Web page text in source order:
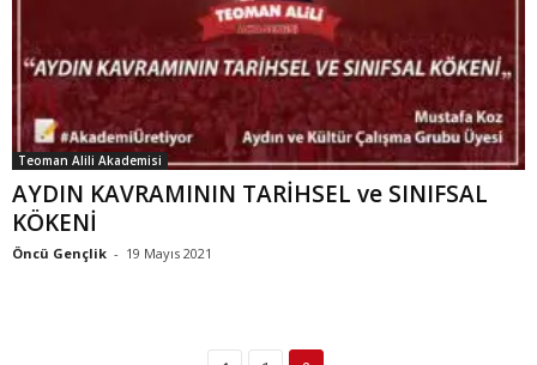
Teoman Alili Akademisi
AYDIN KAVRAMININ TARİHSEL ve SINIFSAL
KÖKENİ
Öncü Gençlik - 19 Mayıs 2021